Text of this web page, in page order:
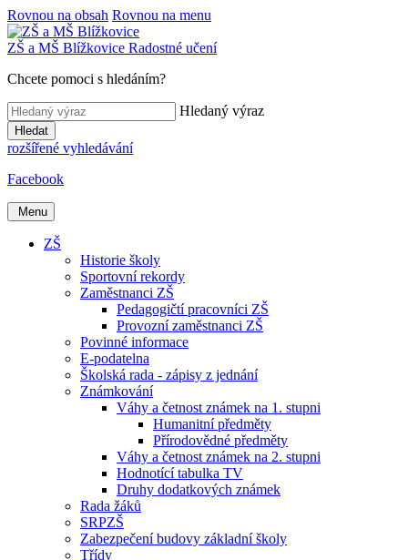
Rovnou na obsah Rovnou na menu
ZŠ a MŠ Blížkovice Radostné učení
Chcete pomoci s hledáním?
Hledaný výraz
Hledat
rozšířené vyhledávání
Facebook
Menu
ZŠ
Historie školy
Sportovní rekordy
Zaměstnanci ZŠ
Pedagogičtí pracovníci ZŠ
Provozní zaměstnanci ZŠ
Povinné informace
E-podatelna
Školská rada - zápisy z jednání
Známkování
Váhy a četnost známek na 1. stupni
Humanitní předměty
Přírodovědné předměty
Váhy a četnost známek na 2. stupni
Hodnotící tabulka TV
Druhy dodatkových známek
Rada žáků
SRPZŠ
Zabezpečení budovy základní školy
Třídy